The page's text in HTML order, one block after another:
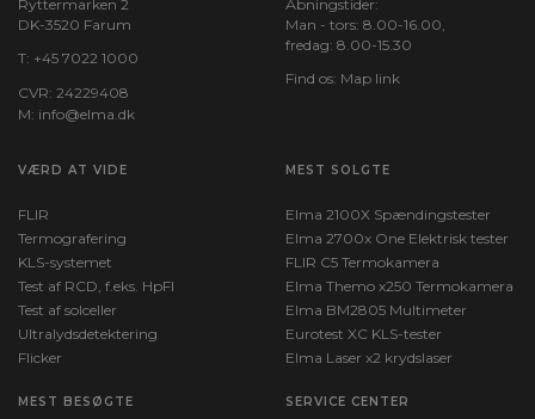
85 mm x 139 mm x 24 mm
Ryttermarken 2
DK-3520 Farum
T: +45 7022 1000
CVR: 24229408
M: info@elma.dk
Åbningstider:
Man - tors: 8.00-16.00,
fredag: 8.00-15.30
Find os: Map link
VÆRD AT VIDE
FLIR
Termografering
KLS-systemet
Test af RCD, f.eks. HpFI
Test af solceller
Ultralydsdetektering
Flicker
MEST SOLGTE
Elma 2100X Spændingstester
Elma 2700x One Elektrisk tester
FLIR C5 Termokamera
Elma Themo x250 Termokamera
Elma BM2805 Multimeter
Eurotest XC KLS-tester
Elma Laser x2 krydslaser
MEST BESØGTE SERVICE CENTER